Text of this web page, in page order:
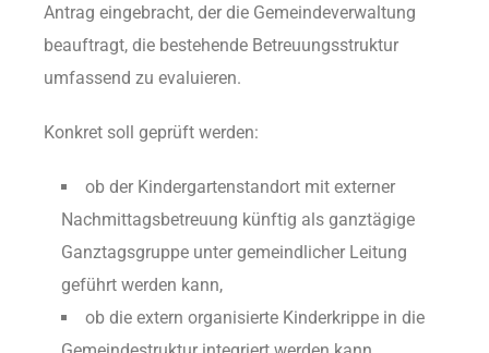
Antrag eingebracht, der die Gemeindeverwaltung
beauftragt, die bestehende Betreuungsstruktur
umfassend zu evaluieren.
Konkret soll geprüft werden:
ob der Kindergartenstandort mit externer
Nachmittagsbetreuung künftig als ganztägige
Ganztagsgruppe unter gemeindlicher Leitung
geführt werden kann,
ob die extern organisierte Kinderkrippe in die